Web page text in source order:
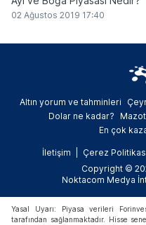
02 Ağustos 2019 17:40
Altın yorum ve tahminleri
Dolar ne kadar?
En çok
İletişim Çerez
Copyright ©
Noktacom Medya
Yasal Uyarı: Piyasa verileri
tarafından sağlanmaktadır. Hisse